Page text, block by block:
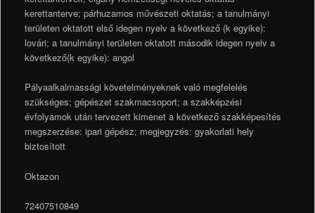
kerettanterve; párhuzamos művészeti oktatás; a tanulmányi
területen oktatott első idegen nyelv a következő (k egyike):
lovári; a tanulmányi területen oktatott második idegen nyelv a
következő(k egyike): angol
Pályaalkalmassági követelményeknek való megfelelés
szükséges; gépészet szakmacsoport; a szakképzési
évfolyamok után tervezett kimenet a következő szakképesítés
megszerzése: ipari gépész; megjegyzés: gyakorlati hely
biztosított
Oktazon
72407510849